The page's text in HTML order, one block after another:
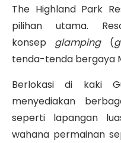
The Highland Park
pilihan utama.
konsep glamping(
tenda-tenda bergaya
Berlokasi di kaki
menyediakan
seperti lapangan
wahana permainan